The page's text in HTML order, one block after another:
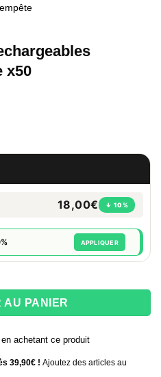
x50
18,00€ ↓ 10%
APPLIQUER
décorés Weed
AU PANIER
en achetant ce produit
39,90€ ! Ajoutez des articles au